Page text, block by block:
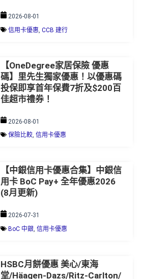
2026-08-01
信用卡優惠 CCB 建行
【OneDegree家居保險 優惠
碼】里先生獨家優惠！以優惠碼
投保即享首年保費7折及$200百
佳超市禮券！
2026-08-01
保險比較, 信用卡優惠
【中銀信用卡優惠合集】中銀信
用卡 BoC Pay+ 全年優惠2026
(8月更新)
2026-07-31
BoC 中銀, 信用卡優惠
HSBC月餅優惠 美心/東海
堂/Häagen-Dazs/Ritz-Carlton/